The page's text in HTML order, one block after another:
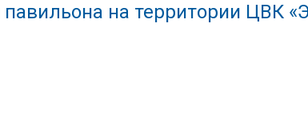
на территории ЦВК